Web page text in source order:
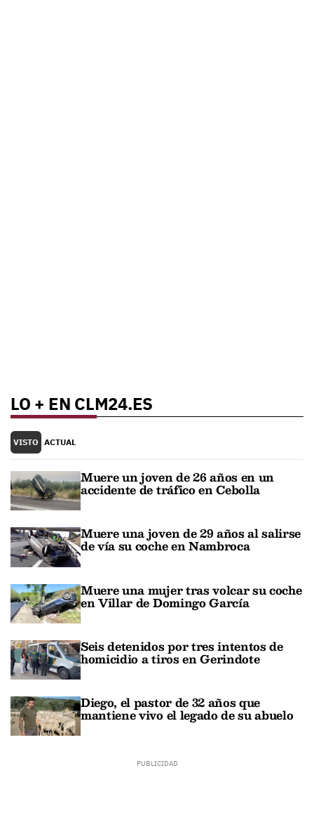
LO + EN CLM24.ES
VISTO ACTUAL
Muere un joven de 26 años en un
accidente de tráfico en Cebolla
Muere una joven de 29 años al salirse
de vía su coche en Nambroca
Muere una mujer tras volcar su coche
en Villar de Domingo García
Seis detenidos por tres intentos de
homicidio a tiros en Gerindote
Diego, el pastor de 32 años que
mantiene vivo el legado de su abuelo